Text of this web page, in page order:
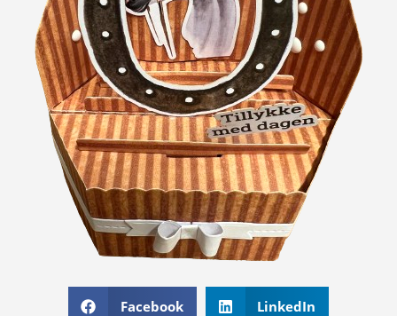
Facebook LinkedIn